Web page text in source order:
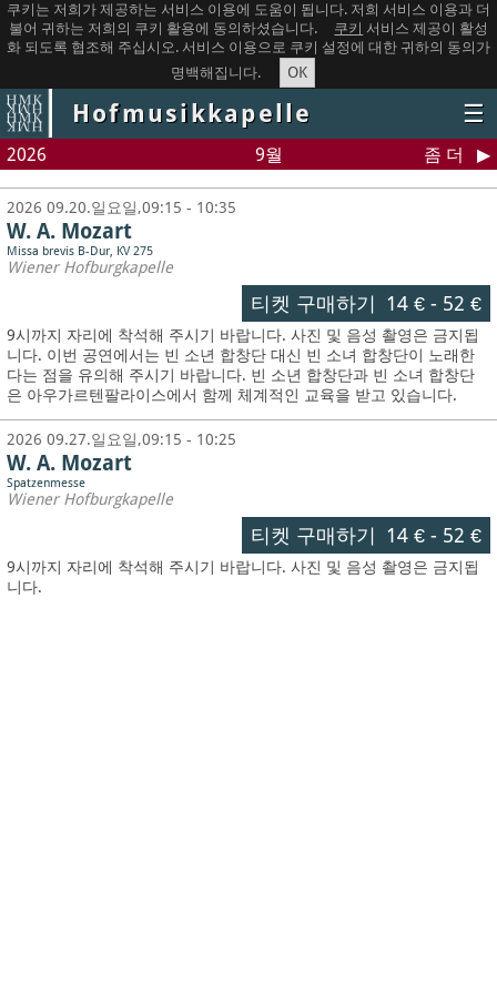
쿠키는 저희가 제공하는 서비스 이용에 도움이 됩니다. 저희 서비스 이용과 더
불어 귀하는 저희의 쿠키 활용에 동의하셨습니다.
쿠키 서비스 제공이 활성
화 되도록 협조해 주십시오. 서비스 이용으로 쿠키 설정에 대한 귀하의 동의가
명백해집니다.
OK
Hofmusikkapelle ☰
2026 9월 좀 더
2026 09.20.일요일,09:15 - 10:35
W. A. Mozart
Missa brevis B-Dur, KV 275
Wiener Hofburgkapelle
티켓 구매하기 14 €- 52 €
9시까지 자리에 착석해 주시기 바랍니다. 사진 및 음성 촬영은 금지됩
니다. 이번 공연에서는 빈 소년 합창단 대신 빈 소녀 합창단이 노래한
다는 점을 유의해 주시기 바랍니다. 빈 소년 합창단과 빈 소녀 합창단
은 아우가르텐팔라이스에서 함께 체계적인 교육을 받고 있습니다.
2026 09.27.일요일,09:15 - 10:25
W. A. Mozart
Spatzenmesse
Wiener Hofburgkapelle
티켓 구매하기 14 €- 52 €
9시까지 자리에 착석해 주시기 바랍니다. 사진 및 음성 촬영은 금지됩
니다.